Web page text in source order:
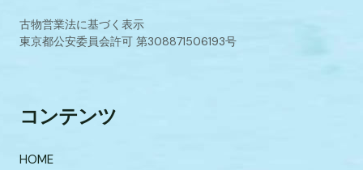
古物営業法に基づく表示
東京都公安委員会許可 第308871506193号
コンテンツ
HOME